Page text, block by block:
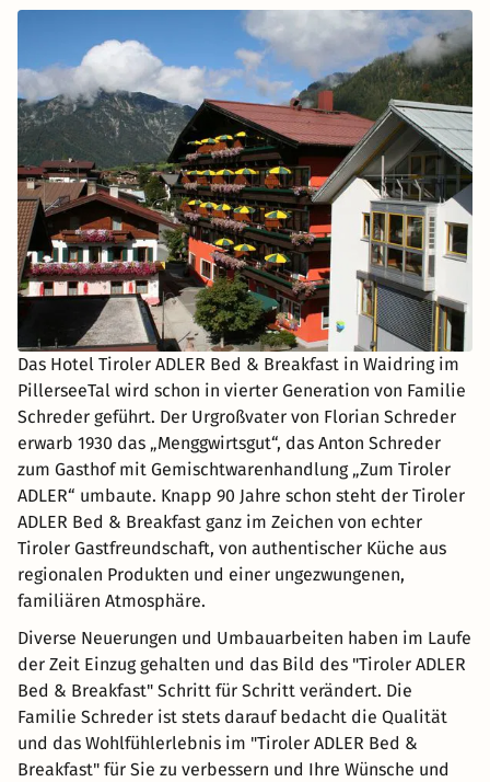
Das Hotel Tiroler ADLER Bed & Breakfast in Waidring im
PillerseeTal wird schon in vierter Generation von Familie
Schreder geführt. Der Urgroßvater von Florian Schreder
erwarb 1930 das „Menggwirtsgut“, das Anton Schreder
zum Gasthof mit Gemischtwarenhandlung „Zum Tiroler
ADLER“ umbaute. Knapp 90 Jahre schon steht der Tiroler
ADLER Bed & Breakfast ganz im Zeichen von echter
Tiroler Gastfreundschaft, von authentischer Küche aus
regionalen Produkten und einer ungezwungenen,
familiären Atmosphäre.
Diverse Neuerungen und Umbauarbeiten haben im Laufe
der Zeit Einzug gehalten und das Bild des "Tiroler ADLER
Bed & Breakfast" Schritt für Schritt verändert. Die
Familie Schreder ist stets darauf bedacht die Qualität
und das Wohlfühlerlebnis im "Tiroler ADLER Bed &
Breakfast" für Sie zu verbessern und Ihre Wünsche und